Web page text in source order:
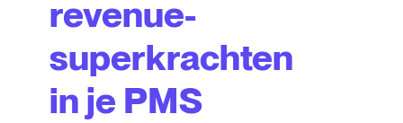
revenue-
superkrachten
in je PMS